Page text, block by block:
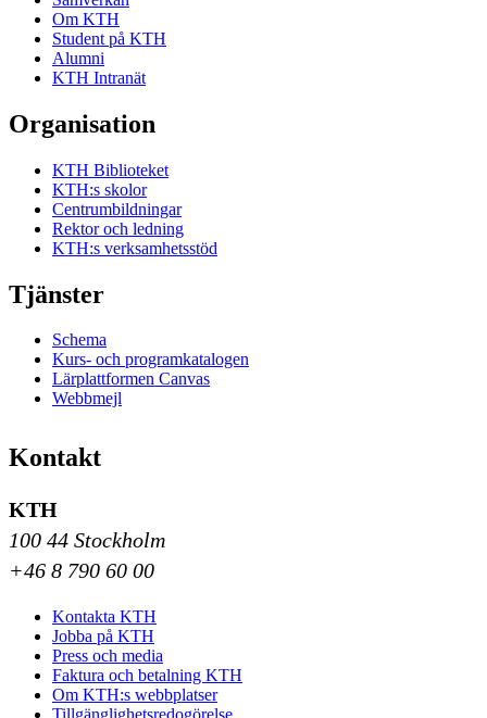
Om KTH
Student på KTH
Alumni
KTH Intranät
Organisation
KTH Biblioteket
KTH:s skolor
Centrumbildningar
Rektor och ledning
KTH:s verksamhetsstöd
Tjänster
Schema
Kurs- och programkatalogen
Lärplattformen Canvas
Webbmejl
Kontakt
KTH
100 44 Stockholm
+46 8 790 60 00
Kontakta KTH
Jobba på KTH
Press och media
Faktura och betalning KTH
Om KTH:s webbplatser